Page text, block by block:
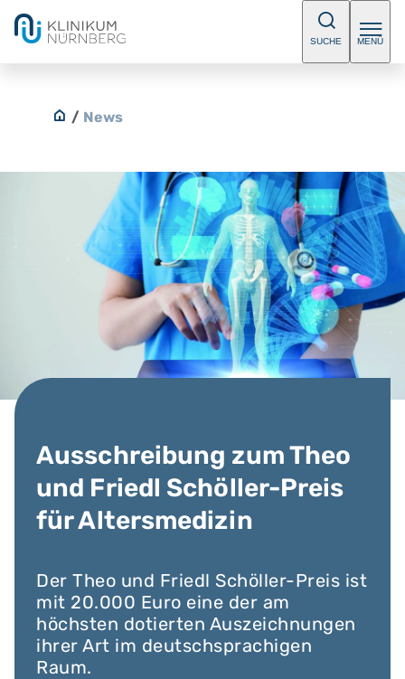
SUCHE MENÜ
/ News
Ausschreibung zum Theo
und Friedl Schöller-Preis
für Altersmedizin
Der Theo und Friedl Schöller-Preis ist
mit 20.000 Euro eine der am
höchsten dotierten Auszeichnungen
ihrer Art im deutschsprachigen
Raum.